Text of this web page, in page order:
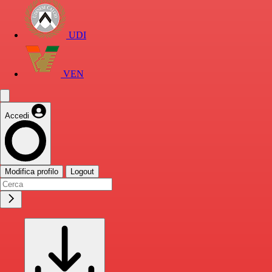
UDI
VEN
Accedi
Modifica profilo Logout